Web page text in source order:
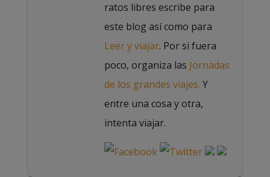
ratos libres escribe para
este blog así como para
Leer y viajar. Por si fuera
poco, organiza las Jornadas
de los grandes viajes. Y
entre una cosa y otra,
intenta viajar.